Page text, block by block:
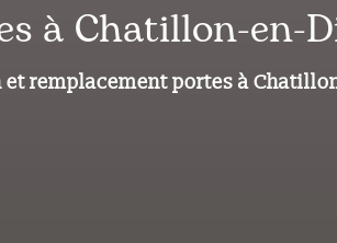
à Chatillon-en-
remplacement portes à